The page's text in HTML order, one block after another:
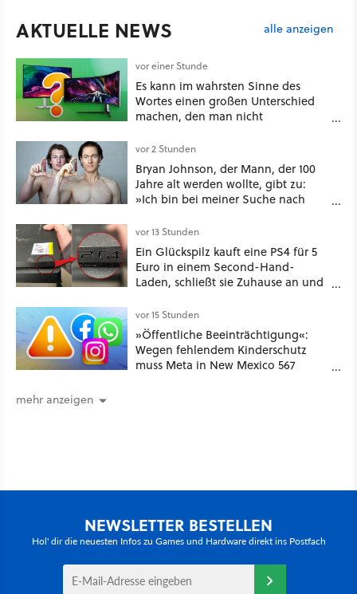
AKTUELLE NEWS alle anzeigen
vor einer Stunde
Es kann im wahrsten Sinne des
Wortes einen großen Unterschied
machen, den man nicht
Seitenverhältnis seid ihr unterwegs?
vor 2 Stunden
Bryan Johnson, der Mann, der 100
Jahre alt werden wollte, gibt zu:
»Ich bin bei meiner Suche nach
vor 13 Stunden
Ein Glückspilz kauft eine PS4 für 5
Euro in einem Second-Hand-
Laden, schließt sie Zuhause an und
funktionierende PlayStation [Best of
GameStar]
vor 15 Stunden
»Öffentliche Beeinträchtigung«:
Wegen fehlendem Kinderschutz
muss Meta in New Mexico 567
mehr anzeigen
NEWSLETTER BESTELLEN
Hol' dir die neuesten Infos zu Games und Hardware direkt ins Postfach